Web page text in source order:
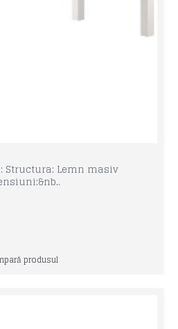
Structura: Lemn masiv
produsul